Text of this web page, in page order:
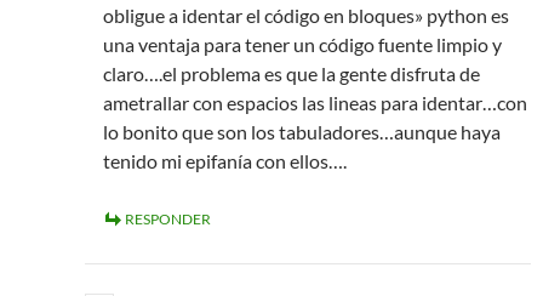
obligue a identar el código en bloques» python es
una ventaja para tener un código fuente limpio y
claro….el problema es que la gente disfruta de
ametrallar con espacios las lineas para identar…con
lo bonito que son los tabuladores…aunque haya
tenido mi epifanía con ellos….
RESPONDER